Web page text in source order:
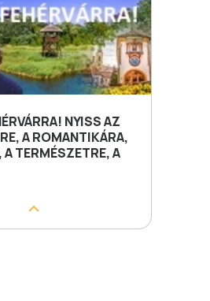
NYISS AZ
A ROMANTIKÁRA,
A TERMÉSZETRE, A